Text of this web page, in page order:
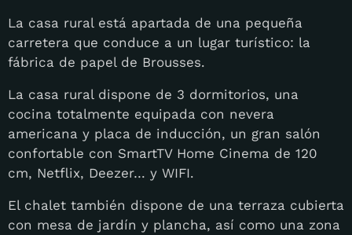
La casa rural está apartada de una pequeña
carretera que conduce a un lugar turístico: la
fábrica de papel de Brousses.
La casa rural dispone de 3 dormitorios, una
cocina totalmente equipada con nevera
americana y placa de inducción, un gran salón
confortable con SmartTV Home Cinema de 120
cm, Netflix, Deezer… y WIFI.
El chalet también dispone de una terraza cubierta
con mesa de jardín y plancha, así como una zona